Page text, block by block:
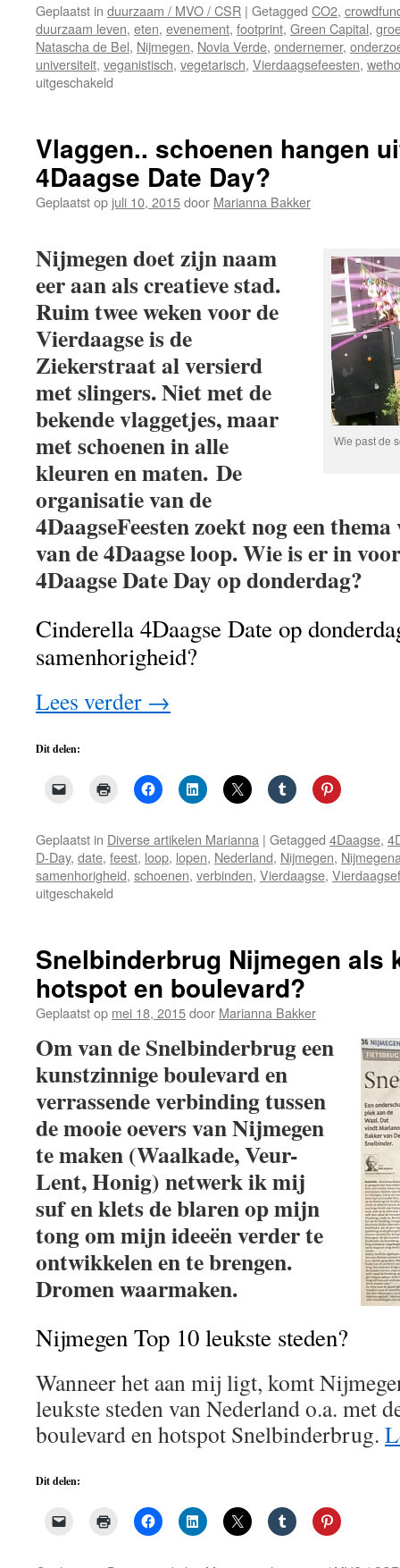
Geplaatst in duurzaam / MVO / CSR | Getagged CO2,
duurzaam leven, eten, evenement, footprint, Green Capital,
Natascha de Bel, Nijmegen, Novia Verde, ondernemer,
universiteit, veganistisch, vegetarisch, Vierdaagsefeesten,
uitgeschakeld
prijs
duurzame
horeca
tijdens
Vlaggen.. schoenen hangen
4Daagse Date Day?
Geplaatst op juli 10, 2015door Marianna Bakker
Wie past de
Nijmegen doet zijn naam
eer aan als creatieve stad.
Ruim twee weken voor de
Vierdaagse is de
Ziekerstraat al versierd
met slingers. Niet met de
bekende vlaggetjes, maar
met schoenen in alle
kleuren en maten. De
organisatie van de
4DaagseFeesten zoekt nog een
van de 4Daagse loop. Wie is er in
4Daagse Date Day op donderdag?
Cinderella 4Daagse Date op
samenhorigheid?
Lees verder →
Dit delen:
Geplaatst in Diverse artikelen Marianna | Getagged 4Daagse,
D-Day, date, feest, loop, lopen, Nederland, Nijmegen,
samenhorigheid, schoenen, verbinden, Vierdaagse,
uitgeschakeld
uit:
Cinderella
4Daagse
Date
Snelbinderbrug Nijmegen als
hotspot en boulevard?
Geplaatst op mei 18, 2015door Marianna Bakker
Om van de Snelbinderbrug een
kunstzinnige boulevard en
verrassende verbinding tussen
de mooie oevers van Nijmegen
te maken (Waalkade, Veur-
Lent, Honig) netwerk ik mij
suf en klets de blaren op mijn
tong om mijn ideeën verder te
ontwikkelen en te brengen.
Dromen waarmaken.
Nijmegen Top 10 leukste steden?
Wanneer het aan mij ligt, komt
leukste steden van Nederland o.a. met
boulevard en hotspot Snelbinderbrug.
Dit delen: